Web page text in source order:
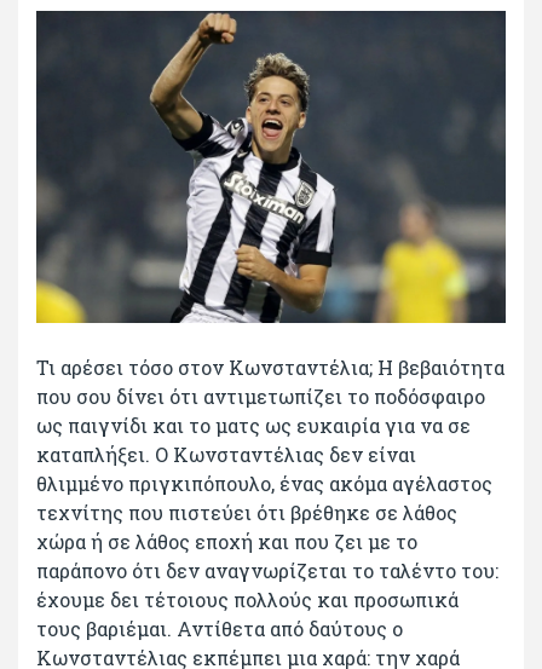
Τι αρέσει τόσο στον Κωνσταντέλια; Η βεβαιότητα
που σου δίνει ότι αντιμετωπίζει το ποδόσφαιρο
ως παιγνίδι και το ματς ως ευκαιρία για να σε
καταπλήξει. Ο Κωνσταντέλιας δεν είναι
θλιμμένο πριγκιπόπουλο, ένας ακόμα αγέλαστος
τεχνίτης που πιστεύει ότι βρέθηκε σε λάθος
χώρα ή σε λάθος εποχή και που ζει με το
παράπονο ότι δεν αναγνωρίζεται το ταλέντο του:
έχουμε δει τέτοιους πολλούς και προσωπικά
τους βαριέμαι. Αντίθετα από δαύτους ο
Κωνσταντέλιας εκπέμπει μια χαρά: την χαρά